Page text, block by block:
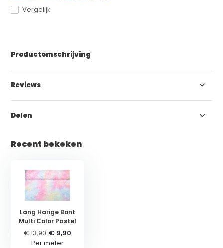
Vergelijk
Productomschrijving
Reviews
Delen
Recent bekeken
Lang Harige Bont
Multi Color Pastel
€ 13,90 € 9,90
Per meter